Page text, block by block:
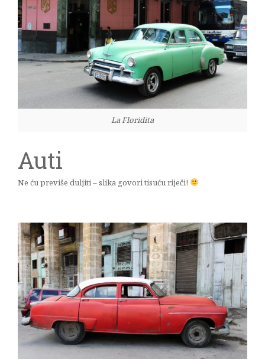
La Floridita
Auti
Ne ću previše duljiti – slika govori tisuću riječi!